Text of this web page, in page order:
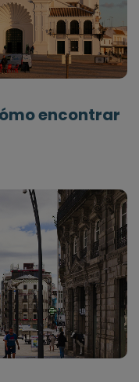
encontrar